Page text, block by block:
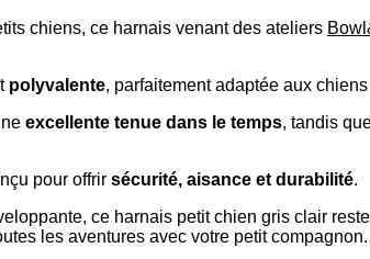
chiens, ce harnais venant des ateliers
polyvalente, parfaitement adaptée aux
excellente tenue dans le temps, tandis
pour offrir sécurité, aisance et durabilité.
ce harnais petit chien gris clair
les aventures avec votre petit compagnon.